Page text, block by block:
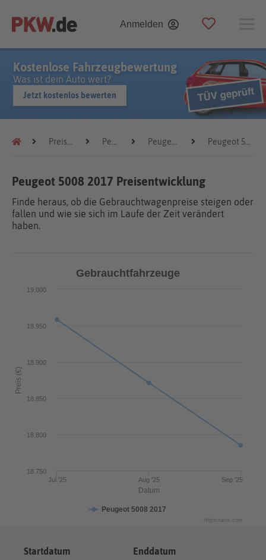
Anmelden
Kostenlose Fahrzeugbewertung
Was ist dein Auto wert?
Jetzt kostenlos bewerten
Preistrends Peugeot Peugeot 5008 Peugeot 5008 2017
Peugeot 5008 2017 Preisentwicklung
Finde heraus, ob die Gebrauchtwagenpreise steigen oder
fallen und wie sie sich im Laufe der Zeit verändert
haben.
Datum
Preis (€)
Gebrauchtfahrzeuge
Peugeot 5008 2017
Jul '25 Aug '25 Sep '25
18.750
18.800
18.850
18.900
18.950
19.000
Highcharts.com
Startdatum Enddatum